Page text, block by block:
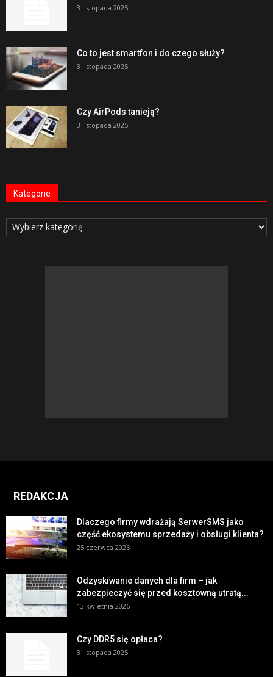
3 listopada 2025
Co to jest smartfon i do czego służy?
3 listopada 2025
Czy AirPods tanieją?
3 listopada 2025
Kategorie
Kategorie
REDAKCJA
Dlaczego firmy wdrażają SerwerSMS jako
część ekosystemu sprzedaży i obsługi klienta?
25 czerwca 2026
Odzyskiwanie danych dla firm – jak
zabezpieczyć się przed kosztowną utratą...
13 kwietnia 2026
Czy DDR5 się opłaca?
3 listopada 2025